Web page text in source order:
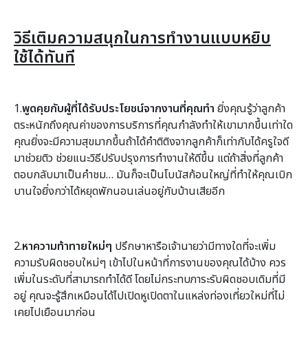
วิธีเติมความสนุกในการทำงานแบบหยิบ
ใช้ได้ทันที
1.พูดคุยกับผู้ที่ได้รับประโยชน์จากงานที่คุณทำ ยิ่งคุณรู้ว่าลูกค้า
ตระหนักถึงคุณค่าของการบริการที่คุณกำลังทำให้เขามากขึ้นเท่าใด
คุณยิ่งจะมีความสุขมากขึ้นถ้าได้คำติติงจากลูกค้าก็เท่ากับได้ครูใจดี
มาช่วยติว ช่วยแนะวิธีปรับปรุงการทำงานให้ดีขึ้น แต่ถ้าสิ่งที่ลูกค้า
ตอบกลับมาเป็นคำชม… มันก็จะเป็นโบนัสก้อนใหญ่ที่ทำให้คุณเบิก
บานใจยิ่งกว่าได้หยุดพักนอนเล่นอยู่กับบ้านเสียอีก
2.หาความท้าทายใหม่ๆ ปรึกษาหารือเจ้านายว่ามีทางใดที่จะเพิ่ม
ความรับผิดชอบใหม่ๆ เข้าไปในหน้าที่การงานของคุณได้บ้าง ควร
เพิ่มในระดับที่สามารถทำได้ดี โดยไม่กระทบภาระรับผิดชอบเดิมที่มี
อยู่ คุณจะรู้สึกเหมือนได้ไปเปิดหูเปิดตาในแหล่งท่องเที่ยวใหม่ที่ไม่
เคยไปเยือนมาก่อน